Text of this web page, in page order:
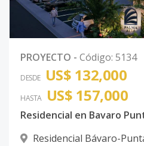
PROYECTO - Código: 5134
DESDE US$ 132,000
HASTA US$ 157,000
Residencial en Bavaro
Residencial Bávaro-